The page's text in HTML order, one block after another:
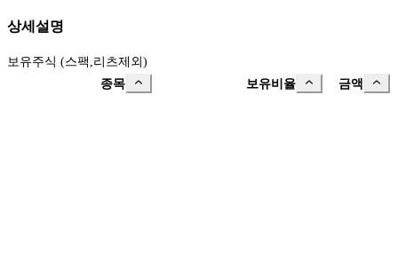
상세설명
보유주식 (스팩,리츠제외)
종목
보유비율 금액